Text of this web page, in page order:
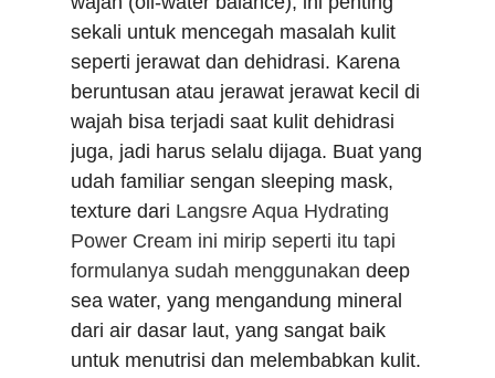
sekali untuk mencegah masalah kulit
seperti jerawat dan dehidrasi. Karena
beruntusan atau jerawat jerawat kecil di
wajah bisa terjadi saat kulit dehidrasi
juga, jadi harus selalu dijaga. Buat yang
udah familiar sengan sleeping mask,
texture dari Langsre Aqua Hydrating
Power Cream ini mirip seperti itu tapi
formulanya sudah menggunakan deep
sea water, yang mengandung mineral
dari air dasar laut, yang sangat baik
untuk menutrisi dan melembabkan kulit.